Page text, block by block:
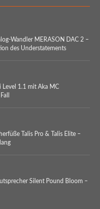
Wandler MERASON DAC 2 –
des Understatements
Level 1.1 mit Aka MC
Talis Pro & Talis Elite –
Silent Pound Bloom –